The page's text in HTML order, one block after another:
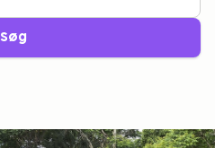
Søg